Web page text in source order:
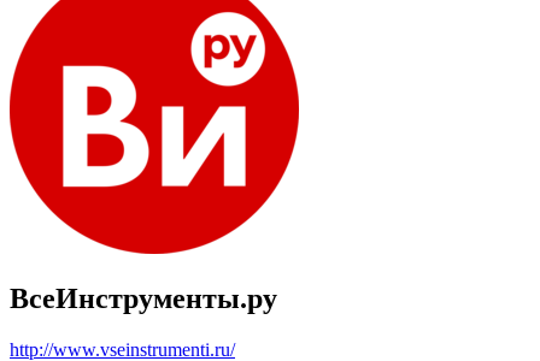
ВсеИнструменты.ру
http://www.vseinstrumenti.ru/